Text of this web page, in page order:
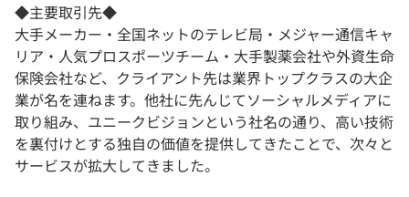
◆主要取引先◆
大手メーカー・全国ネットのテレビ局・メジャー通信キャ
リア・人気プロスポーツチーム・大手製薬会社や外資生命
保険会社など、クライアント先は業界トップクラスの大企
業が名を連ねます。他社に先んじてソーシャルメディアに
取り組み、ユニークビジョンという社名の通り、高い技術
を裏付けとする独自の価値を提供してきたことで、次々と
サービスが拡大してきました。